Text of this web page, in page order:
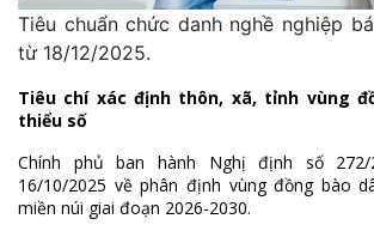
Tiêu chuẩn chức danh nghề nghiệp
từ 18/12/2025.
Tiêu chí xác định thôn, xã, tỉnh vùng
thiểu số
Chính phủ ban hành Nghị định số 272/
16/10/2025 về phân định vùng đồng bào
miền núi giai đoạn 2026-2030.